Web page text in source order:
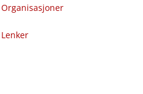
Organisasjoner
Lenker